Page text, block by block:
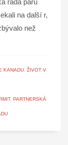
řada párů
na další r,
než
KANADU, ŽIVOT V
, PARTNERSKÁ